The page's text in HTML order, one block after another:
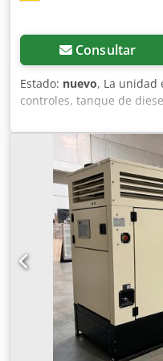
Consultar
Estado: nuevo, La unidad
controles, tanque de
Modelo: NWR35 Ricardo
electrógeno generador
Potencia máxima: 26kW /
N4100DS-30, 4 cilindros
disyuntor Frecuencia: 50
control de velocidad
insonorización
refrigeración, Unidad de
alimentación de red
Peso: aproximadamente
Al 100% de carga: 7,15 L/
de carga: 3,7 L/h
insonorizado Listo para
€, precio bruto: 6.197 €
automático 63A: 500€